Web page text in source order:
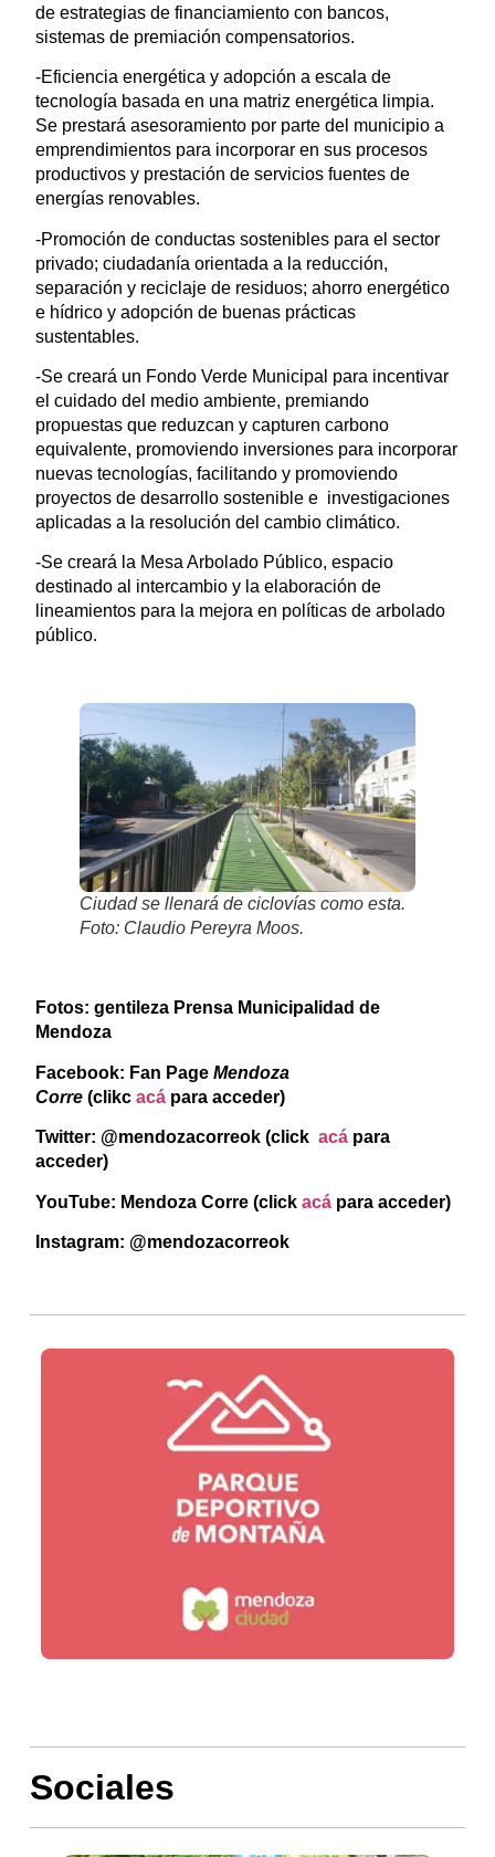
de estrategias de financiamiento con bancos,
sistemas de premiación compensatorios.
-Eficiencia energética y adopción a escala de
tecnología basada en una matriz energética limpia.
Se prestará asesoramiento por parte del municipio a
emprendimientos para incorporar en sus procesos
productivos y prestación de servicios fuentes de
energías renovables.
-Promoción de conductas sostenibles para el sector
privado; ciudadanía orientada a la reducción,
separación y reciclaje de residuos; ahorro energético
e hídrico y adopción de buenas prácticas
sustentables.
-Se creará un Fondo Verde Municipal para incentivar
el cuidado del medio ambiente, premiando
propuestas que reduzcan y capturen carbono
equivalente, promoviendo inversiones para incorporar
nuevas tecnologías, facilitando y promoviendo
proyectos de desarrollo sostenible e investigaciones
aplicadas a la resolución del cambio climático.
-Se creará la Mesa Arbolado Público, espacio
destinado al intercambio y la elaboración de
lineamientos para la mejora en políticas de arbolado
público.
Ciudad se llenará de ciclovías como esta.
Foto: Claudio Pereyra Moos.
Fotos: gentileza Prensa Municipalidad de
Mendoza
Facebook: Fan Page Mendoza
Corre(clikc acápara acceder)
Twitter: @mendozacorreok (click acápara
acceder)
YouTube: Mendoza Corre (click acápara acceder)
Instagram: @mendozacorreok
Sociales